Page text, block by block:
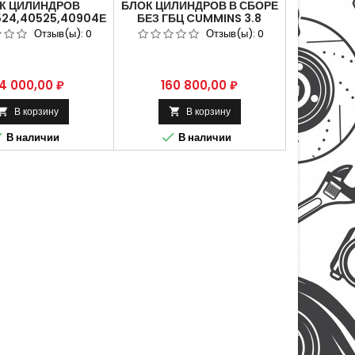
ЦИЛИНДРОВ
405.1002010-60.
70.
Отзыв(ы): 0
000,00 ₽
В корзину
В наличии
БЛОК ЦИЛИНДРОВ В СБОРЕ
БЕЗ ГБЦ CUMMINS 3.8
ВАЛДАЙ (ШОРТ-БЛОК)
5289699/5306414
Отзыв(ы): 0
Цена
160 800,00 ₽
 В корзину
 В наличии